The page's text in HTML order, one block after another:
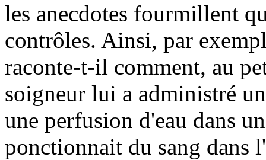
les anecdotes fourmillent
contrôles. Ainsi, par
raconte-t-il comment, au
soigneur lui a administré
une perfusion d'eau dans
ponctionnait du sang dans